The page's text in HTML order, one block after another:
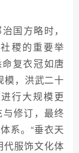
国方略时，
稷的重要举
复衣冠如唐
模，洪武二十
行大规模更
修订，最终
系。“垂衣天
代服饰文化体